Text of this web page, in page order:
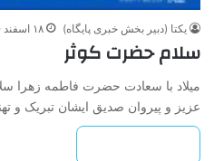
یکتا (دبیر بخش خبری پایگاه) ۱۸ اسفند ۱۳۹۶
سلام حضرت کوثر
میلاد با سعادت حضرت فاطمه زهرا
عزیز و پیروان صدیق ایشان تبریک و